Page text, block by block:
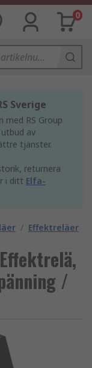
0
Sverige
med RS Group
av
tjänster.
returnera
i ditt Elfa-
/ Effektreläer
/